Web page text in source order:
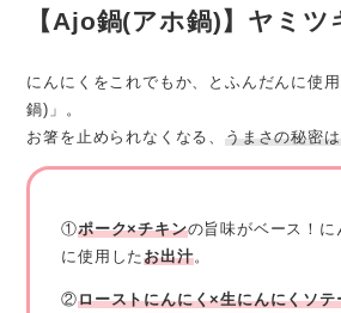
【Ajo鍋(アホ鍋)】ヤミ
にんにくをこれでもか、とふんだんに使
鍋)」。
お箸を止められなくなる、 うまさの秘密
①ポーク×チキンの旨味がベース！に
に使用したお出汁。
②ローストにんにく×生にんにくソテ